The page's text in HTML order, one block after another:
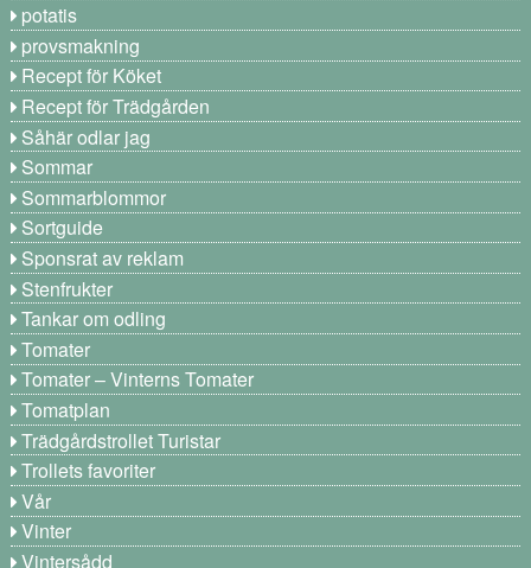
potatis
provsmakning
Recept för Köket
Recept för Trädgården
Såhär odlar jag
Sommar
Sommarblommor
Sortguide
Sponsrat av reklam
Stenfrukter
Tankar om odling
Tomater
Tomater – Vinterns Tomater
Tomatplan
Trädgårdstrollet Turistar
Trollets favoriter
Vår
Vinter
Vintersådd